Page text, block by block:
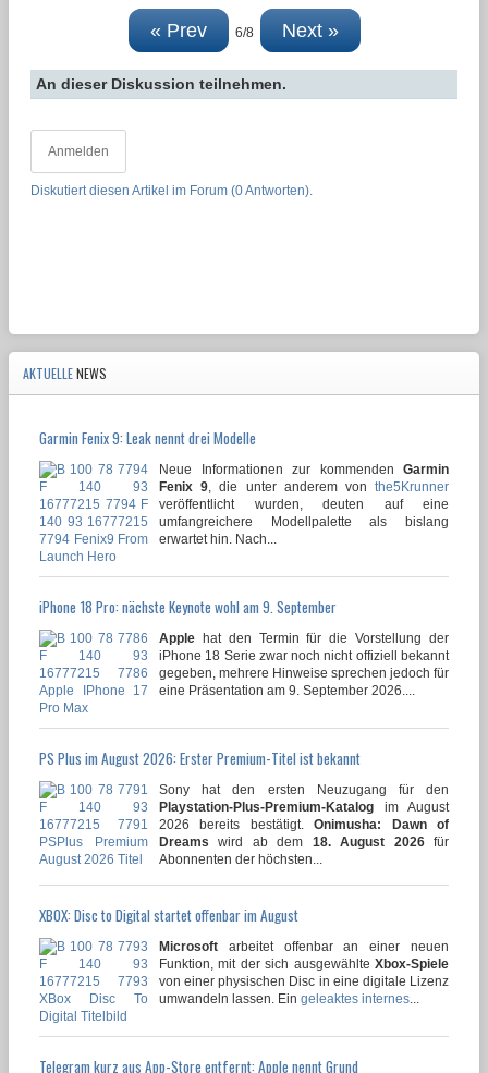
« Prev 6/8 Next »
An dieser Diskussion teilnehmen.
Anmelden
Diskutiert diesen Artikel im Forum (0 Antworten).
AKTUELLENEWS
Garmin Fenix 9: Leak nennt drei Modelle
Neue Informationen zur kommenden Garmin
Fenix 9 , die unter anderem vonthe5Krunner
veröffentlicht wurden, deuten auf eine
umfangreichere Modellpalette als bislang
erwartet hin. Nach...
iPhone 18 Pro: nächste Keynote wohl am 9. September
Apple hat den Termin für die Vorstellung der
iPhone 18 Serie zwar noch nicht offiziell bekannt
gegeben, mehrere Hinweise sprechen jedoch für
eine Präsentation am 9. September 2026....
PS Plus im August 2026: Erster Premium-Titel ist bekannt
Sony hat den ersten Neuzugang für den
Playstation-Plus-Premium-Katalog im August
2026 bereits bestätigt.Onimusha: Dawn of
Dreams wird ab dem 18. August 2026für
Abonnenten der höchsten...
XBOX: Disc to Digital startet offenbar im August
Microsoft arbeitet offenbar an einer neuen
Funktion, mit der sich ausgewählte Xbox-Spiele
von einer physischen Disc in eine digitale Lizenz
umwandeln lassen. Ein geleaktes internes
Telegram kurz aus App-Store entfernt: Apple nennt Grund